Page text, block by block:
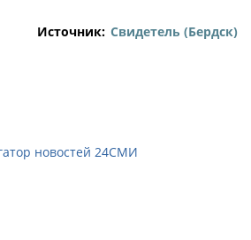
Источник: Свидетель (Бердск)
новостей 24СМИ